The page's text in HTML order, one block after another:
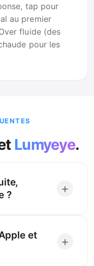
tap pour
au premier
fluide (des
pour les
Lumyeye.
?
+
et
+